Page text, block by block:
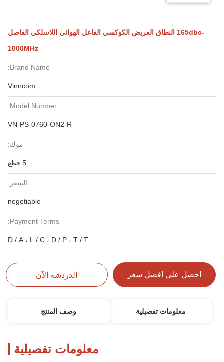
-165dbc النطاق العريض الكوكسي الفاعل الهوائي اللاسلكي الفاصل
1000MHz
Brand Name:
Vinncom
Model Number:
VN-PS-0760-ON2-R
موك:
5 قطع
السعر:
negotiable
Payment Terms:
D / A ، L / C ، D / P ، T / T
احصل على افضل سعر الدردشة الآن
معلومات تفصيلية وصف المنتج
معلومات تفصيلية